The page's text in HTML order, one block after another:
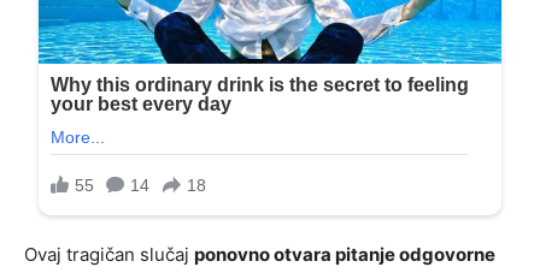
Ovaj tragičan slučaj ponovno otvara pitanje odgovorne